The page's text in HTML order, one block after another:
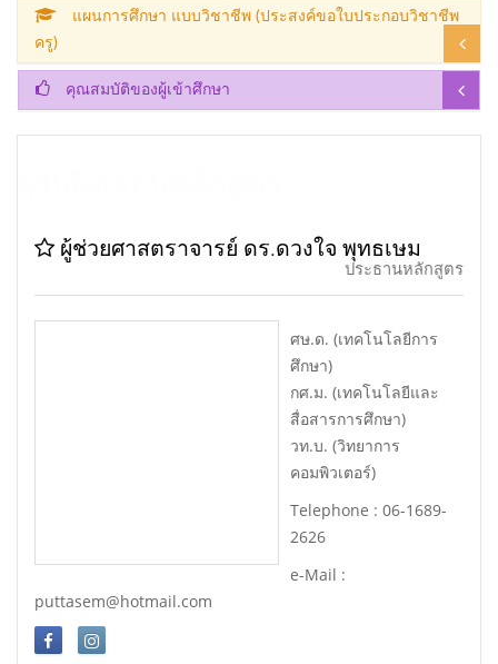
แผนการศึกษา แบบวิชาชีพ (ประสงค์ขอใบประกอบวิชาชีพ
ครู)
คุณสมบัติของผู้เข้าศึกษา
ผู้ช่วยศาสตราจารย์ ดร.ดวงใจ พุทธเษม
ประธานหลักสูตร
ศษ.ด. (เทคโนโลยีการ
ศึกษา)
กศ.ม. (เทคโนโลยีและ
สื่อสารการศึกษา)
วท.บ. (วิทยาการ
คอมพิวเตอร์)
Telephone : 06-1689-
2626
e-Mail :
puttasem@hotmail.com